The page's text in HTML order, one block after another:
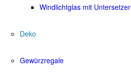
Windlichtglas mit Untersetzer
Deko
Gewürzregale